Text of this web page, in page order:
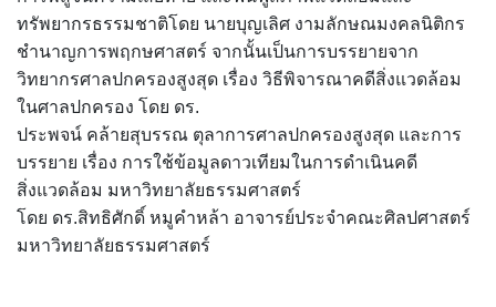
ทรัพยากรธรรมชาติโดย นายบุญเลิศ งามลักษณมงคลนิติกร
ชำนาญการพฤกษศาสตร์ จากนั้นเป็นการบรรยายจาก
วิทยากรศาลปกครองสูงสุด เรื่อง วิธีพิจารณาคดีสิ่งแวดล้อม
ในศาลปกครอง โดย ดร.
ประพจน์ คล้ายสุบรรณ ตุลาการศาลปกครองสูงสุด และการ
บรรยาย เรื่อง การใช้ข้อมูลดาวเทียมในการดำเนินคดี
สิ่งแวดล้อม มหาวิทยาลัยธรรมศาสตร์
โดย ดร.สิทธิศักดิ์ หมูคำหล้า อาจารย์ประจำคณะศิลปศาสตร์
มหาวิทยาลัยธรรมศาสตร์